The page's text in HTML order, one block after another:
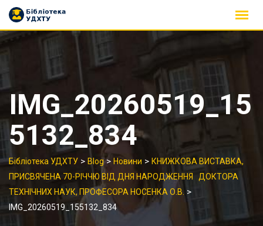
Skip
content
IMG_20260519_15
5132_834
Бібліотека УДХТУ > Blog> Новини > КНИЖКОВА ВИСТАВКА,
ПРИСВЯЧЕНА 70-РІЧЧЮ ВІД ДНЯ НАРОДЖЕННЯ ДОКТОРА
ТЕХНІЧНИХ НАУК, ПРОФЕСОРА НОСЕНКА О.В. >
IMG_20260519_155132_834